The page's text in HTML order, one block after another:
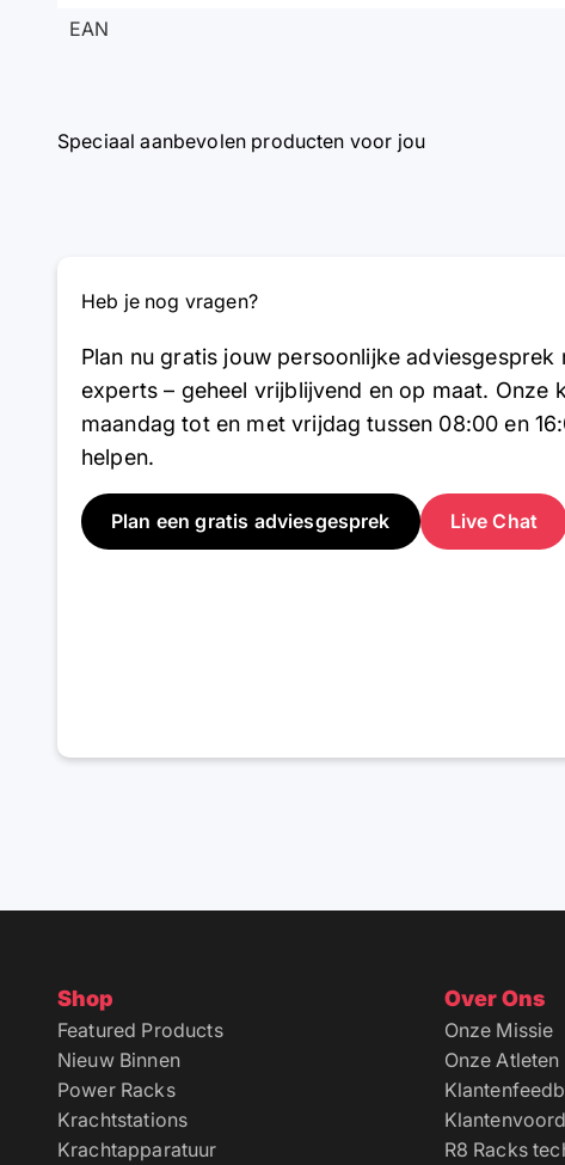
EAN
Speciaal aanbevolen producten voor jou
Heb je nog vragen?
Plan nu gratis jouw persoonlijke adviesgesprek
experts – geheel vrijblijvend en op maat. Onze
maandag tot en met vrijdag tussen 08:00 en
helpen.
Plan een gratis adviesgesprek Live Chat
Shop
Featured Products
Nieuw Binnen
Power Racks
Krachtstations
Krachtapparatuur
Over Ons
Onze Missie
Onze Atleten
R8 Racks